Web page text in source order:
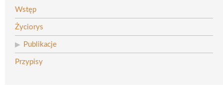
Wstęp
Życiorys
Publikacje
Przypisy